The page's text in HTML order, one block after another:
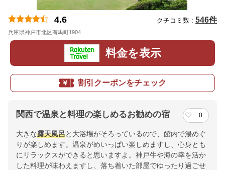
4.6 クチコミ数 : 546件
兵庫県神戸市北区有馬町1904
料金を表示
割引クーポンをチェック
関西で温泉と料理の楽しめるお勧めの宿 0
大きな露天風呂と大浴場がそろっているので、館内で湯めぐ
りが楽しめます。温泉がめいっぱい楽しめますし、心身とも
にリラックスができると思いますよ。神戸牛や海の幸を活か
した料理が味わえますし、落ち着いた部屋でゆったり過ごせ